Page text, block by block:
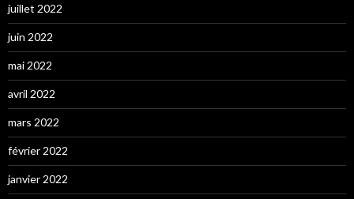
juillet 2022
juin 2022
mai 2022
avril 2022
mars 2022
février 2022
janvier 2022